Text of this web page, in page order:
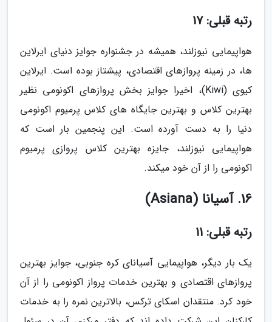
رتبه قبلی: 17
هواپیمایی نیوزلند، همیشه در جشنواره جوایز دنیای ایرلاین
ها، در زمینه پروازهای اقتصادی، پیشتاز بوده است. ایرلاین
کیوی (Kiwi)، اخیرا جوایز بخش پروازهای اکونومی نظیر
بهترین کلاس و بهترین جایگاه های کلاس پرمیوم اکونومی
دنیا را به دست آورده است. این پنجمین بار است که
هواپیمایی نیوزلند، جایزه بهترین کلاس پروازی پرمیوم
اکونومی را از آن خود میکند.
16. آسیانا (Asiana)
رتبه قبلی: 11
یک بار دیگر، هواپیمایی آسیانای کره جنوبی، جوایز بهترین
پروازهای اقتصادی و بهترین خدمات پرواز اکونومی را از آن
خود کرد. منتقدان اسکای ترکس، بالاترین نمره را به خدمات